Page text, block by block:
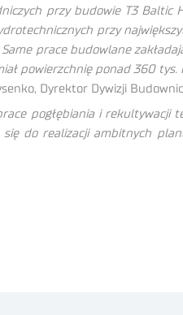
przy budowie T3
przy
prace budowlane
powierzchnię ponad 360
Dyrektor Dywizji
pogłębiania i rekultywacji
do realizacji ambitnych